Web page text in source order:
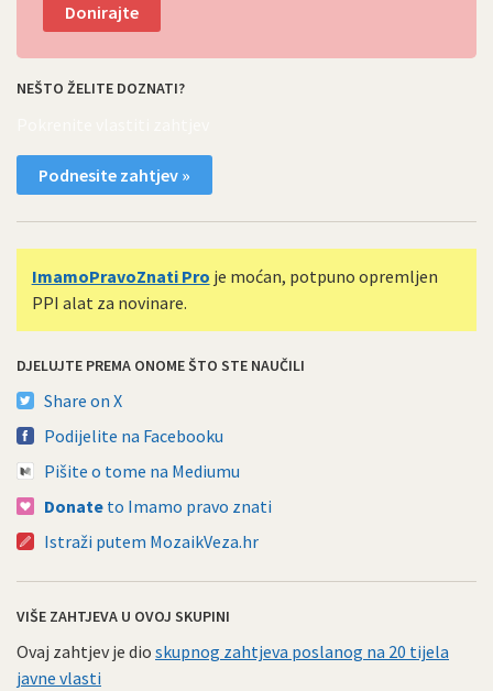
Donirajte
NEŠTO ŽELITE DOZNATI?
Podnesite zahtjev »
ImamoPravoZnati Pro je moćan, potpuno opremljen
PPI alat za novinare.
DJELUJTE PREMA ONOME ŠTO STE NAUČILI
Share on X
Podijelite na Facebooku
Pišite o tome na Mediumu
Donate to Imamo pravo znati
Istraži putem MozaikVeza.hr
VIŠE ZAHTJEVA U OVOJ SKUPINI
Ovaj zahtjev je dio skupnog zahtjeva poslanog na 20 tijela
javne vlasti